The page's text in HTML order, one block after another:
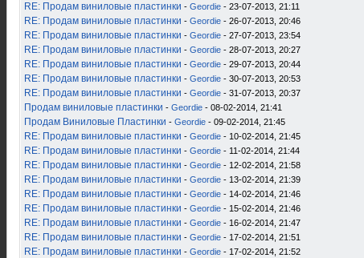
RE: Продам виниловые пластинки - Geordie - 23-07-2013, 21:11
RE: Продам виниловые пластинки - Geordie - 26-07-2013, 20:46
RE: Продам виниловые пластинки - Geordie - 27-07-2013, 23:54
RE: Продам виниловые пластинки - Geordie - 28-07-2013, 20:27
RE: Продам виниловые пластинки - Geordie - 29-07-2013, 20:44
RE: Продам виниловые пластинки - Geordie - 30-07-2013, 20:53
RE: Продам виниловые пластинки - Geordie - 31-07-2013, 20:37
Продам виниловые пластинки - Geordie - 08-02-2014, 21:41
Продам Виниловые Пластинки - Geordie - 09-02-2014, 21:45
RE: Продам виниловые пластинки - Geordie - 10-02-2014, 21:45
RE: Продам виниловые пластинки - Geordie - 11-02-2014, 21:44
RE: Продам виниловые пластинки - Geordie - 12-02-2014, 21:58
RE: Продам виниловые пластинки - Geordie - 13-02-2014, 21:39
RE: Продам виниловые пластинки - Geordie - 14-02-2014, 21:46
RE: Продам виниловые пластинки - Geordie - 15-02-2014, 21:46
RE: Продам виниловые пластинки - Geordie - 16-02-2014, 21:47
RE: Продам виниловые пластинки - Geordie - 17-02-2014, 21:51
RE: Продам виниловые пластинки - Geordie - 17-02-2014, 21:52